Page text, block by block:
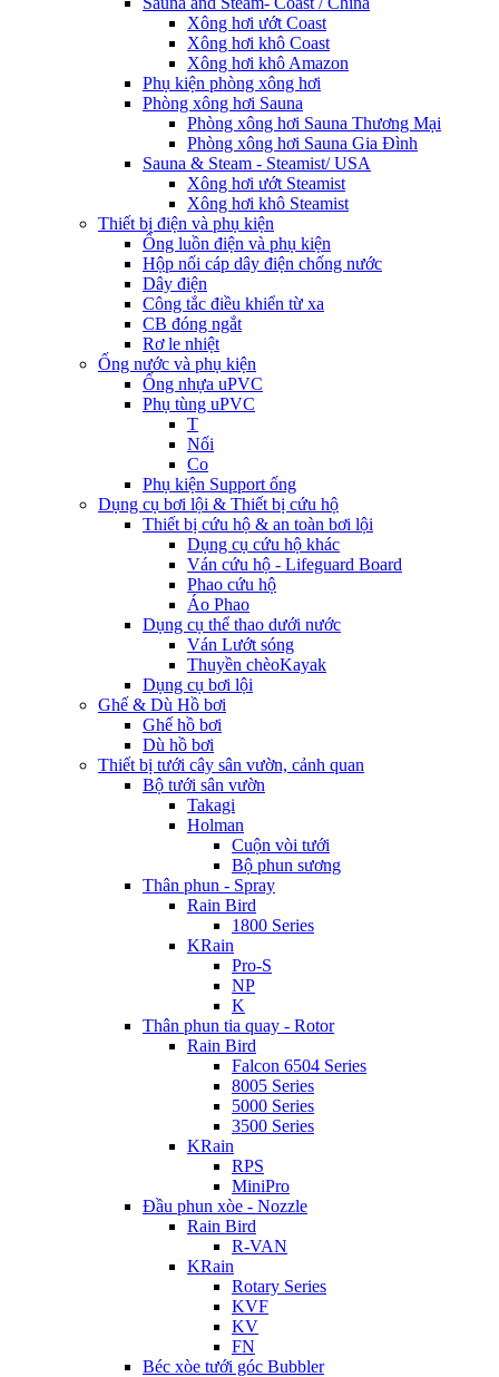
Xông hơi ướt Coast
Xông hơi khô Coast
Xông hơi khô Amazon
Phụ kiện phòng xông hơi
Phòng xông hơi Sauna
Phòng xông hơi Sauna Thương Mại
Phòng xông hơi Sauna Gia Đình
Sauna & Steam - Steamist/ USA
Xông hơi ướt Steamist
Xông hơi khô Steamist
Thiết bị điện và phụ kiện
Ống luồn điện và phụ kiện
Hộp nối cáp dây điện chống nước
Dây điện
Công tắc điều khiển từ xa
CB đóng ngắt
Rơ le nhiệt
Ống nước và phụ kiện
Ống nhựa uPVC
Phụ tùng uPVC
T
Nối
Co
Phụ kiện Support ống
Dụng cụ bơi lội & Thiết bị cứu hộ
Thiết bị cứu hộ & an toàn bơi lội
Dụng cụ cứu hộ khác
Ván cứu hộ - Lifeguard Board
Phao cứu hộ
Áo Phao
Dụng cụ thể thao dưới nước
Ván Lướt sóng
Thuyền chèoKayak
Dụng cụ bơi lội
Ghế & Dù Hồ bơi
Ghế hồ bơi
Dù hồ bơi
Thiết bị tưới cây sân vườn, cảnh quan
Bộ tưới sân vườn
Takagi
Holman
Cuộn vòi tưới
Bộ phun sương
Thân phun - Spray
Rain Bird
1800 Series
KRain
Pro-S
NP
K
Thân phun tia quay - Rotor
Rain Bird
Falcon 6504 Series
8005 Series
5000 Series
3500 Series
KRain
RPS
MiniPro
Đầu phun xòe - Nozzle
Rain Bird
R-VAN
KRain
Rotary Series
KVF
KV
FN
Béc xòe tưới góc Bubbler